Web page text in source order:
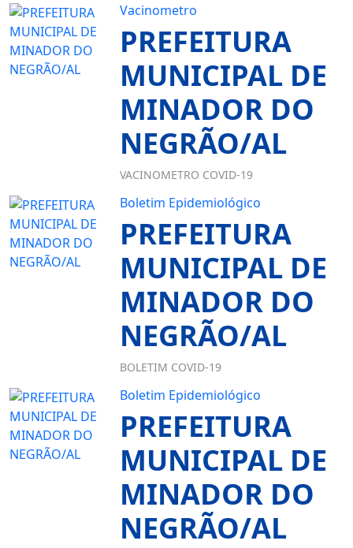
Vacinometro
PREFEITURA
MUNICIPAL DE
MINADOR DO
NEGRÃO/AL
VACINOMETRO COVID-19
Boletim Epidemiológico
PREFEITURA
MUNICIPAL DE
MINADOR DO
NEGRÃO/AL
BOLETIM COVID-19
Boletim Epidemiológico
PREFEITURA
MUNICIPAL DE
MINADOR DO
NEGRÃO/AL